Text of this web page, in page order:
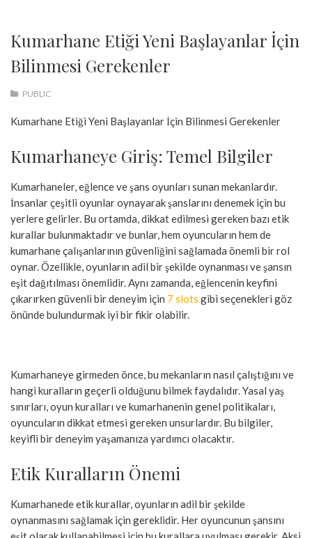
Kumarhane Etiği Yeni Başlayanlar İçin
Bilinmesi Gerekenler
PUBLIC
Kumarhane Etiği Yeni Başlayanlar İçin Bilinmesi Gerekenler
Kumarhaneye Giriş: Temel Bilgiler
Kumarhaneler, eğlence ve şans oyunları sunan mekanlardır.
İnsanlar çeşitli oyunlar oynayarak şanslarını denemek için bu
yerlere gelirler. Bu ortamda, dikkat edilmesi gereken bazı etik
kurallar bulunmaktadır ve bunlar, hem oyuncuların hem de
kumarhane çalışanlarının güvenliğini sağlamada önemli bir rol
oynar. Özellikle, oyunların adil bir şekilde oynanması ve şansın
eşit dağıtılması önemlidir. Aynı zamanda, eğlencenin keyfini
çıkarırken güvenli bir deneyim için 7 slots gibi seçenekleri göz
önünde bulundurmak iyi bir fikir olabilir.
Kumarhaneye girmeden önce, bu mekanların nasıl çalıştığını ve
hangi kuralların geçerli olduğunu bilmek faydalıdır. Yasal yaş
sınırları, oyun kuralları ve kumarhanenin genel politikaları,
oyuncuların dikkat etmesi gereken unsurlardır. Bu bilgiler,
keyifli bir deneyim yaşamanıza yardımcı olacaktır.
Etik Kuralların Önemi
Kumarhanede etik kurallar, oyunların adil bir şekilde
oynanmasını sağlamak için gereklidir. Her oyuncunun şansını